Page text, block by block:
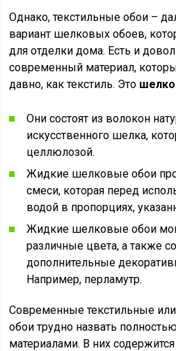
Однако, текстильные обои –
вариант шелковых обоев,
для отделки дома. Есть и
современный материал,
давно, как текстиль. Это
Они состоят из волокон
искусственного шелка,
целлюлозой.
Жидкие шелковые обои
смеси, которая перед
водой в пропорциях,
Жидкие шелковые обои
различные цвета, а также
дополнительные
Например, перламутр.
Современные текстильные
обои трудно назвать
материалами. В них